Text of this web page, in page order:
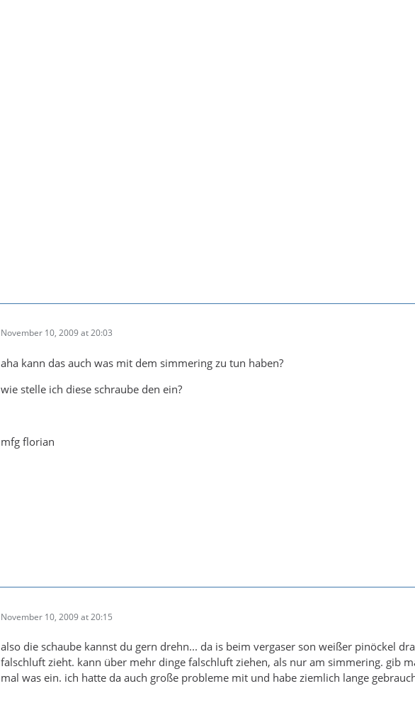
November 10, 2009 at 20:03
aha kann das auch was mit dem simmering zu tun haben?
wie stelle ich diese schraube den ein?
mfg florian
November 10, 2009 at 20:15
also die schaube kannst du gern drehn... da is beim vergaser son weißer pinöckel
falschluft zieht. kann über mehr dinge falschluft ziehen, als nur am simmering. gib
mal was ein. ich hatte da auch große probleme mit und habe ziemlich lange